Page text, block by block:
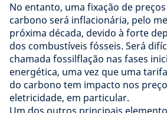
No entanto, uma fixação de
carbono será inflacionária, pelo
próxima década, devido à forte
dos combustíveis fósseis. Será
chamada fossilflação nas fases
energética, uma vez que uma
do carbono tem impacto nos
eletricidade, em particular.